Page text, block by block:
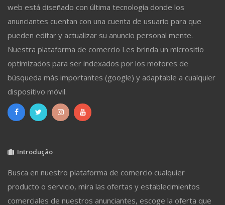
web está diseñado con última tecnología donde los
anunciantes cuentan con una cuenta de usuario para que
pueden editar y actualizar su anuncio personal mente.
Nuestra plataforma de comercio Les brinda un micrositio
optimizados para ser indexados por los motores de
búsqueda más importantes (google) y adaptable a cualquier
dispositivo móvil.
Introdução
Busca en nuestro plataforma de comercio cualquier
producto o servicio, mira las ofertas y establecimientos
comerciales de nuestros anunciantes, escoge la oferta que